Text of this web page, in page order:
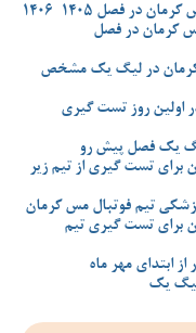
در فصل 1405-1406
کرمان در فصل
کرمان در لیگ یک مشخص
اولین روز تست گیری
یک فصل پیش رو
برای تست گیری از تیم زیر
تیم فوتبال مس کرمان
برای تست گیری تیم
ابتدای مهر ماه
لیگ یک